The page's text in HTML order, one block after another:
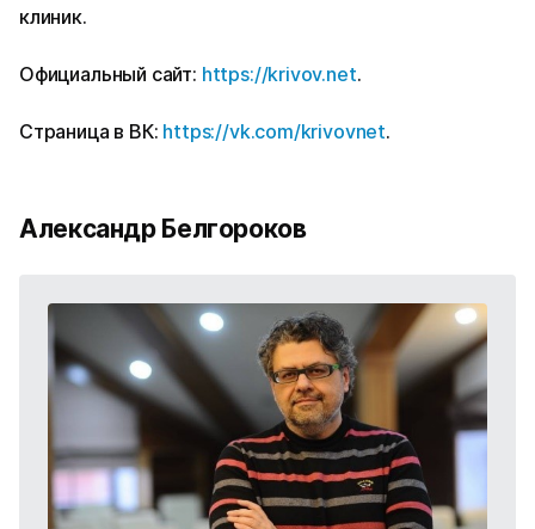
клиник.
Официальный сайт: https://krivov.net.
Страница в ВК: https://vk.com/krivovnet.
Александр Белгороков